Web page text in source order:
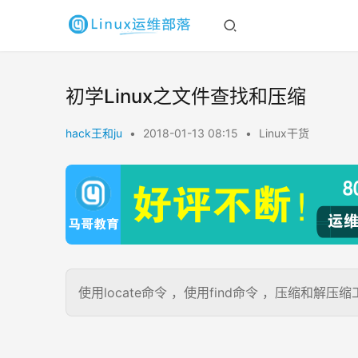
初学Linux之文件查找和压缩
hack王和ju • 2018-01-13 08:15 • Linux干货
使用locate命令 ，使用find命令 ，压缩和解压缩